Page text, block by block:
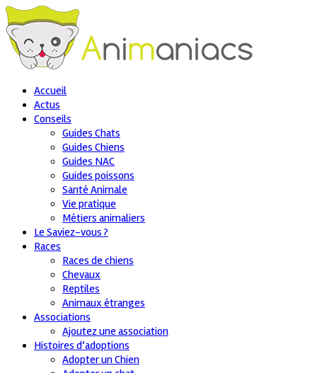
Accueil
Actus
Conseils
Guides Chats
Guides Chiens
Guides NAC
Guides poissons
Santé Animale
Vie pratique
Métiers animaliers
Le Saviez-vous ?
Races
Races de chiens
Chevaux
Reptiles
Animaux étranges
Associations
Ajoutez une association
Histoires d’adoptions
Adopter un Chien